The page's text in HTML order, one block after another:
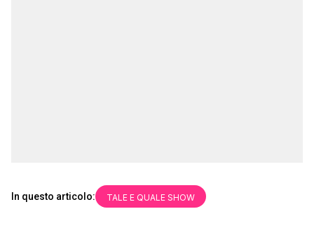
In questo articolo: TALE E QUALE SHOW